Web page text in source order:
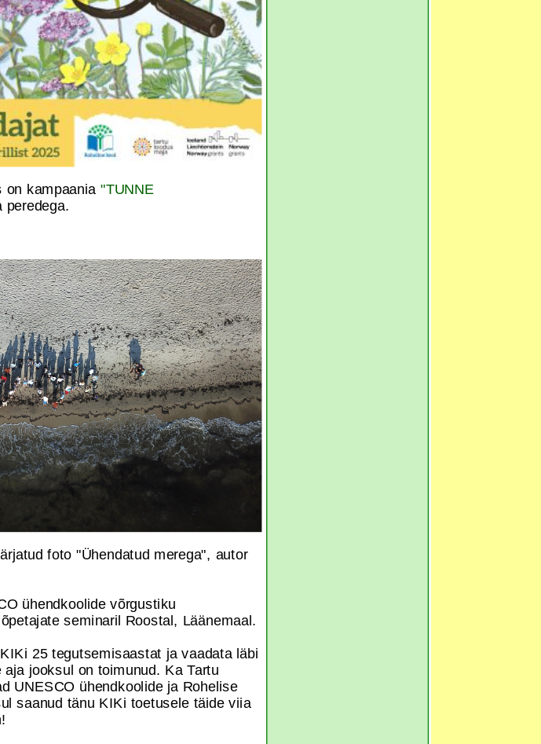
on kampaania "TUNNE
peredega.
foto "Ühendatud merega", autor
ühendkoolide võrgustiku
seminaril Roostal, Läänemaal.
25 tegutsemisaastat ja vaadata läbi
jooksul on toimunud. Ka Tartu
UNESCO ühendkoolide ja Rohelise
saanud tänu KIKi toetusele täide viia